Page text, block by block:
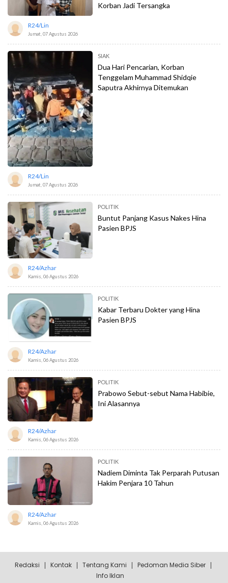
Korban Jadi Tersangka
R24/lin
Jumat, 07 Agustus 2026
SIAK
Dua Hari Pencarian, Korban
Tenggelam Muhammad Shidqie
Saputra Akhirnya Ditemukan
R24/lin
Jumat, 07 Agustus 2026
POLITIK
Buntut Panjang Kasus Nakes Hina
Pasien BPJS
R24/azhar
Kamis, 06 Agustus 2026
POLITIK
Kabar Terbaru Dokter yang Hina
Pasien BPJS
R24/azhar
Kamis, 06 Agustus 2026
POLITIK
Prabowo Sebut-sebut Nama Habibie,
Ini Alasannya
R24/azhar
Kamis, 06 Agustus 2026
POLITIK
Nadiem Diminta Tak Perparah Putusan
Hakim Penjara 10 Tahun
R24/azhar
Kamis, 06 Agustus 2026
Redaksi Kontak Tentang Kami
Pedoman Media Siber
Info Iklan